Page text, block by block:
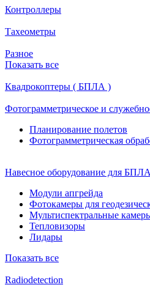
Контроллеры
Тахеометры
Разное
Показать все
Квадрокоптеры ( БПЛА )
Фотограмметрическое и
Планирование полетов
Фотограмметрическая
Навесное оборудование для БПЛА
Модули апгрейда
Фотокамеры для
Мультиспектральные
Тепловизоры
Лидары
Показать все
Radiodetection